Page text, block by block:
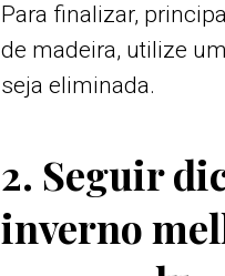
Para finalizar,
de madeira, utilize
seja eliminada.
2. Seguir
inverno